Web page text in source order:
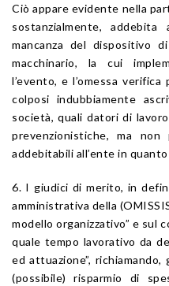
Ciò appare evidente nella
sostanzialmente,
mancanza del dispositivo
macchinario, la cui
l’evento, e l’omessa
colposi indubbiamente
società, quali datori di
prevenzionistiche, ma
addebitabili all’ente in
6. I giudici di merito, in
amministrativa della
modello organizzativo” e sul
quale tempo lavorativo da
ed attuazione”,
(possibile) risparmio di